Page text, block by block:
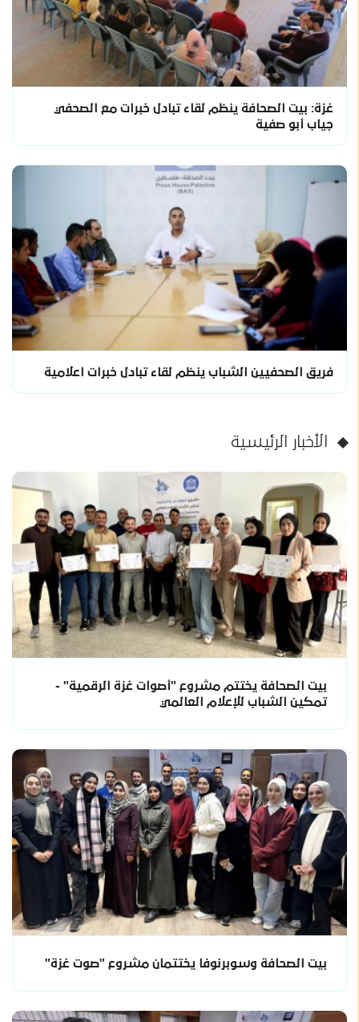
غزة: بيت الصحافة ينظم لقاء تبادل خبرات مع الصحفي
جياب أبو صفية
فريق الصحفيين الشباب ينظم لقاء تبادل خبرات اعلامية
الأخبار الرئيسية
بيت الصحافة يختتم مشروع "أصوات غزة الرقمية" -
تمكين الشباب للإعلام العالمي
بيت الصحافة وسوبرنوفا يختتمان مشروع "صوت غزة"